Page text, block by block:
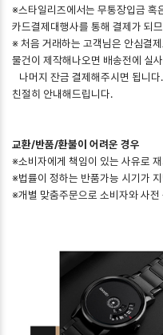
※스타일리즈에서는 무통장입금 혹
카드결제대행사를 통해 결제가 되
※ 처음 거래하는 고객님은 안심결
물건이 제작해나오면 배송전에 실
나머지 잔금 결제해주시면 됩니
친절히 안내해드립니다.
교환/반품/환불이 어려운 경우
※소비자에게 책임이 있는 사유로
※법률이 정하는 반품가능 시기가
※개별 맞춤주문으로 소비자와 사전